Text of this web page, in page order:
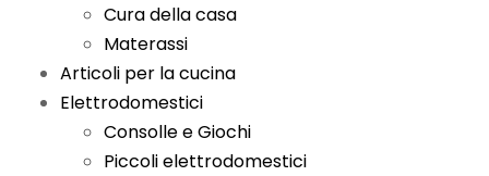
Cura della casa
Materassi
Articoli per la cucina
Elettrodomestici
Consolle e Giochi
Piccoli elettrodomestici